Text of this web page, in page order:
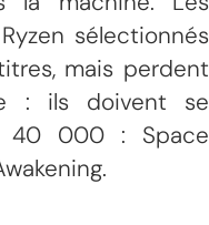
sélectionnés
mais perdent
: ils doivent se
40 000 : Space